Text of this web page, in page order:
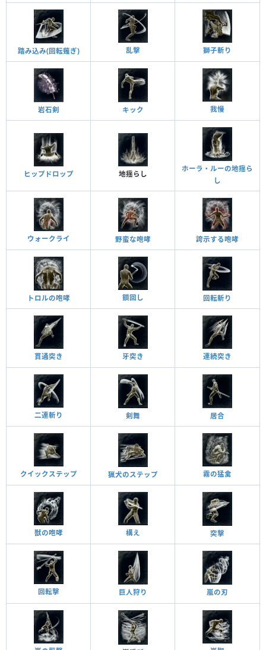
踏み込み(回転薙ぎ) 乱擊 獅子斬り
岩石剣 キック 我慢
ヒップドロップ 地揺らし
ホーラ・ルーの地揺ら
し
ウォークライ 野蛮な咆哮 誇示する咆哮
トロルの咆哮 鎖回し 回転斬り
貫通突き 牙突き 連続突き
二連斬り 剣舞 居合
クイックステップ 猟犬のステップ 霧の猛禽
獣の咆哮 構え 突擊
回転擊 巨人狩り 嵐の刃